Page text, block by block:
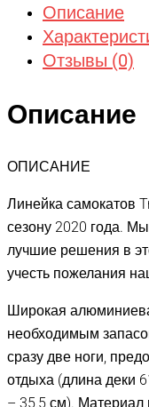
Описание
Отзывы (0)
Описание
ОПИСАНИЕ
Линейка самокатов
сезону 2020 года.
лучшие решения в
учесть пожелания
Широкая
необходимым
сразу две ноги,
отдыха (длина деки
– 35,5 см). Материал